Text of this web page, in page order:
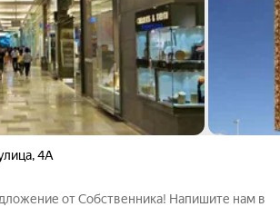
,4А
от Собственника! Напишите нам в